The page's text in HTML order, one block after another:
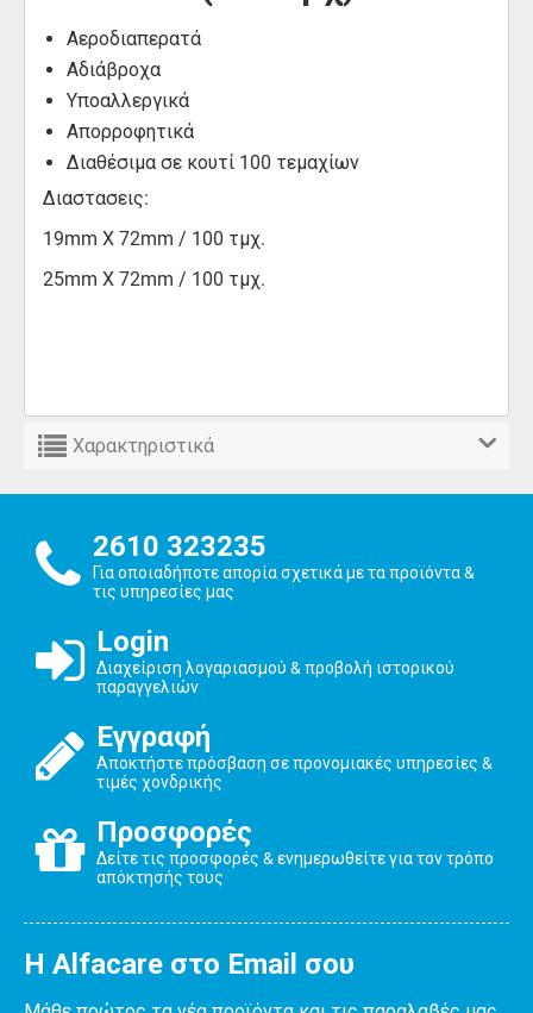
Αεροδιαπερατά
Αδιάβροχα
Υποαλλεργικά
Απορροφητικά
Διαθέσιμα σε κουτί 100 τεμαχίων
Διαστασεις:
19mm X 72mm / 100 τμχ.
25mm X 72mm / 100 τμχ.
Χαρακτηριστικά
2610 323235
Για οποιαδήποτε απορία σχετικά με τα προϊόντα &
τις υπηρεσίες μας
Login
Διαχείριση λογαριασμού & προβολή ιστορικού
παραγγελιών
Εγγραφή
Αποκτήστε πρόσβαση σε προνομιακές υπηρεσίες &
τιμές χονδρικής
Προσφορές
Δείτε τις προσφορές & ενημερωθείτε για τον τρόπο
απόκτησής τους
Η Alfacare στο Email σου